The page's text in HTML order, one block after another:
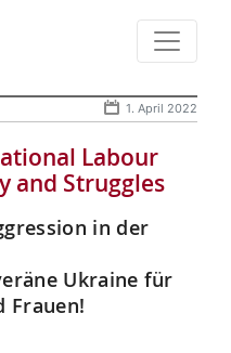
1. April 2022
Labour
and Struggles
in der
Ukraine für
Frauen!